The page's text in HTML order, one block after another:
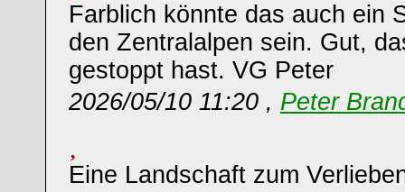
Farblich könnte das auch ein
den Zentralalpen sein. Gut,
gestoppt hast. VG Peter
2026/05/10 11:20 , Peter
Eine Landschaft zum